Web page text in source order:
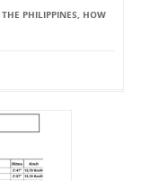
PHILIPPINES, HOW